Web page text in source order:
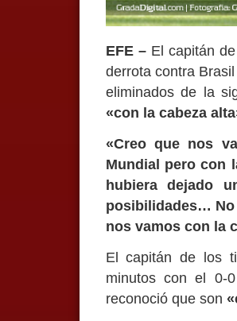
EFE –El capitán de
derrota contra
eliminados de la
«con la cabeza
«Creo que nos
Mundial pero con
hubiera dejado
posibilidades… No
nos vamos con la
El capitán de los
minutos con el 0-
reconoció que son